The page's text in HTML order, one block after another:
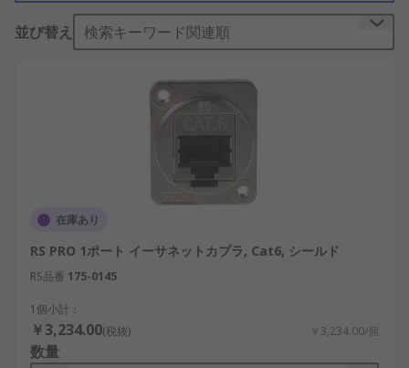
ムでも利用されています。
イーサネットカプラの仕組み
イーサネットカプラは、両端にLANケーブルを差し
込むことで接続を実現します。内部の金属接点が信
号を伝達し、ケーブル同士をスムーズに接続する仕
主な機能は、ネットワークの延長、配線の柔軟性確
保、そして既存設備の有効活用です。例えばRJ45中
継アダプタは、工場内でケーブルが届かない場合に
延長用として活用されます。
イーサネットカプラと延長コードジョイナー
の違い
並び替え 検索キーワード関連順
在庫あり
RS PRO 1ポート イーサネットカプラ, Cat6, シールド
RS品番 175-0145
1個小計：
￥3,234.00(税抜) ￥3,234.00/個
数量